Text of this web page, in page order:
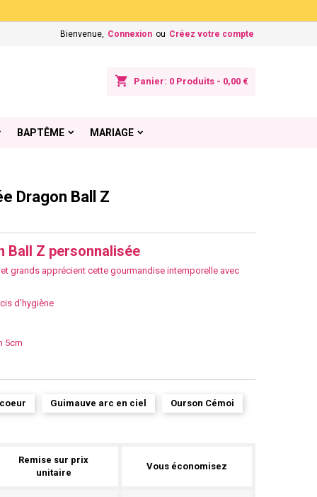
Bienvenue, Connexion ou Créez votre compte
shopping_cart Panier: 0 Produits - 0,00 €
BAPTÊME MARIAGE
Dragon Ball Z
Ball Z personnalisée
grands apprécient cette gourmandise intemporelle avec
d'hygiène
5cm
Guimauve arc en ciel Ourson Cémoi
Remise sur prix
unitaire
Vous économisez